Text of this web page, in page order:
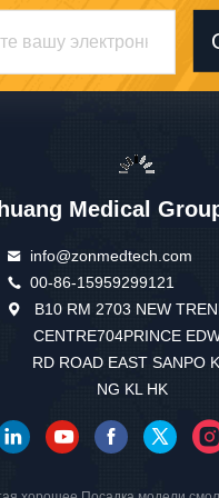
Medical
info@zonmedtech.com
00-86-15959299121
B10 RM 2703 NEW
CENTRE704PRINCE
RD ROAD EAST SANPO
NG KL HK